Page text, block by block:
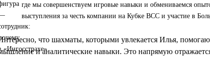
где мы совершенствуем игровые навыки и обмениваемся
выступления за честь компании на Кубке ВСС и участие в
что шахматы, которыми увлекается Илья,
и аналитические навыки. Это напрямую